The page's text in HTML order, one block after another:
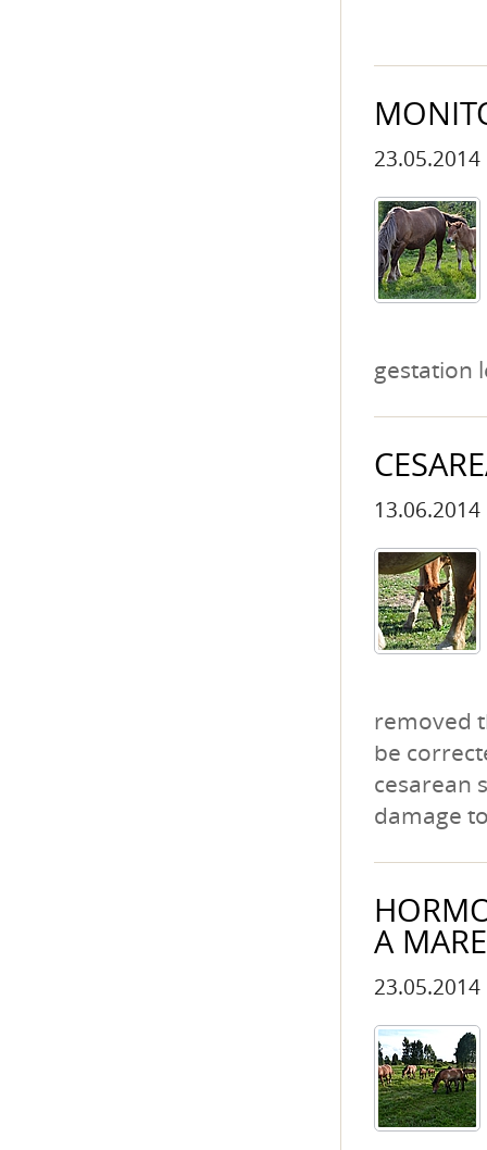
gestation
removed
be
cesarean
damage
A MARE